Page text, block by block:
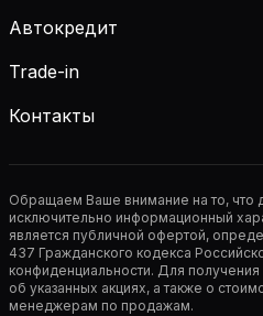
Автокредит
Trade-in
Контакты
Обращаем Ваше внимание на то, что
исключительно информационный
является публичной офертой,
437 Гражданского кодекса
конфиденциальности. Для
об указанных акциях, а также о
менеджерам по продажам.